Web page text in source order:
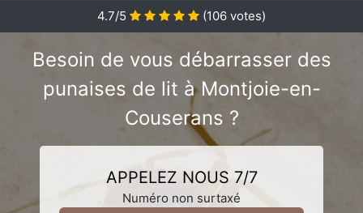
4.7/5 (106 votes)
Besoin de vous débarrasser des
punaises de lit à Montjoie-en-
Couserans ?
APPELEZ NOUS 7/7
Numéro non surtaxé